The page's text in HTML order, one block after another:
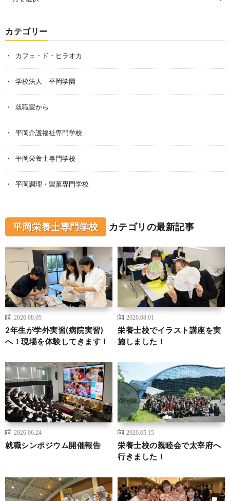
カテゴリー
カフェ・ド・ヒラオカ
学校法人 平岡学園
就職室から
平岡介護福祉専門学校
平岡栄養士専門学校
平岡調理・製菓専門学校
平岡栄養士専門学校 カテゴリの最新記事
2026.08.05
2年生が学外実習(病院実習)
へ！現場を体験してきます！
2026.08.01
栄養士校でイラスト講座を実
施しました！
2026.06.24
就職シンポジウム開催報告
2026.05.15
栄養士校の親睦会で太宰府へ
行きました！